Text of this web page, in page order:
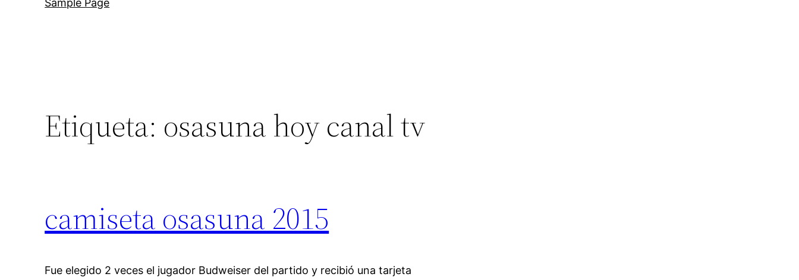
Sample Page
Etiqueta: osasuna hoy canal tv
camiseta osasuna 2015
Fue elegido 2 veces el jugador Budweiser del partido y recibió una tarjeta